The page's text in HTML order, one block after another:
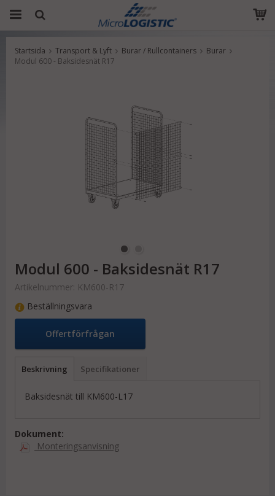
Produkten har blivit tillagd i varukorgen
Startsida Transport & Lyft Burar / Rullcontainers
Burar
Modul 600 - Baksidesnät R17
Modul 600 - Baksidesnät R17
Artikelnummer: KM600-R17
Beställningsvara
Offertförfrågan
Beskrivning Specifikationer
Baksidesnät till KM600-L17
Dokument:
Monteringsanvisning